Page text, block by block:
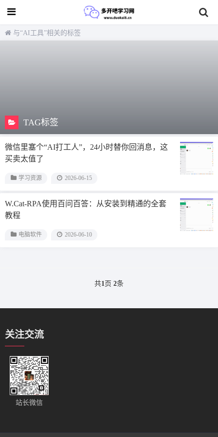
与“AI工具”相关的标签
TAG标签
微信里塞个“AI打工人”，24小时替你回消息，这
买卖太值了
学习资源 2026-06-15
W.Cat-RPA使用百问百答：从安装到精通的全套
教程
电脑软件 2026-06-10
共1页 2条
关注交流
站长微信